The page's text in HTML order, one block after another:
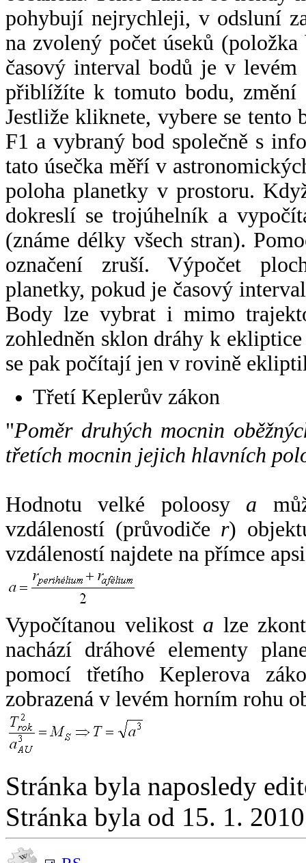
pohybují nejrychleji, v odsluní
na zvolený počet úseků
časový interval bodů je v
přiblížíte k tomuto bodu,
Jestliže kliknete, vybere se tento
F1 a vybraný bod společně s
tato úsečka měří v
poloha planetky v prostoru.
dokreslí se trojúhelník a
(známe délky všech stran).
označení zruší. Výpočet
planetky, pokud je časový
Body lze vybrat i mimo
zohledněn sklon dráhy k
se pak počítají jen v rovině
Třetí Keplerův zákon
"Poměr druhých mocnin
třetích mocnin jejich hlavních
Hodnotu velké poloosy a
vzdáleností (průvodiče r)
vzdáleností najdete na přímce
Vypočítanou velikost a lze
nachází dráhové elementy
pomocí třetího Keplerova
zobrazená v levém horním rohu
Stránka byla naposledy
Stránka byla od 15. 1.